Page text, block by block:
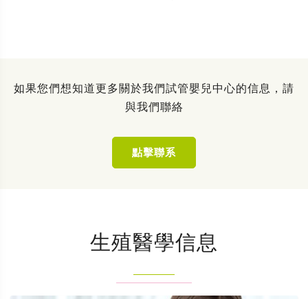
如果您們想知道更多關於我們試管嬰兒中心的信息，請
與我們聯絡
點擊聯系
生殖醫學信息